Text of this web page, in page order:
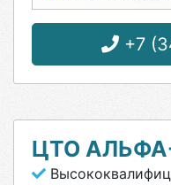
+7
ЦТО